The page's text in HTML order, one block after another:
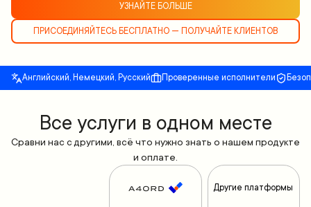
УЗНАЙТЕ БОЛЬШЕ
ПРИСОЕДИНЯЙТЕСЬ БЕСПЛАТНО — ПОЛУЧАЙТЕ КЛИЕНТОВ
Английский, Немецкий, Русский Проверенные исполнители
Все yслуги в одном месте
Сравни нас с другими, всё что нужно знать о нашем продукте
и оплате.
Другие платформы